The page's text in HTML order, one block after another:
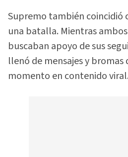
Supremo también coincidió
una batalla. Mientras
buscaban apoyo de sus
llenó de mensajes y
momento en contenido viral.